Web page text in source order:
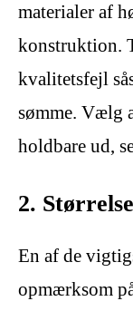
materialer af
konstruktion.
kvalitetsfejl
sømme. Vælg
holdbare ud,
2.
En af de
opmærksom